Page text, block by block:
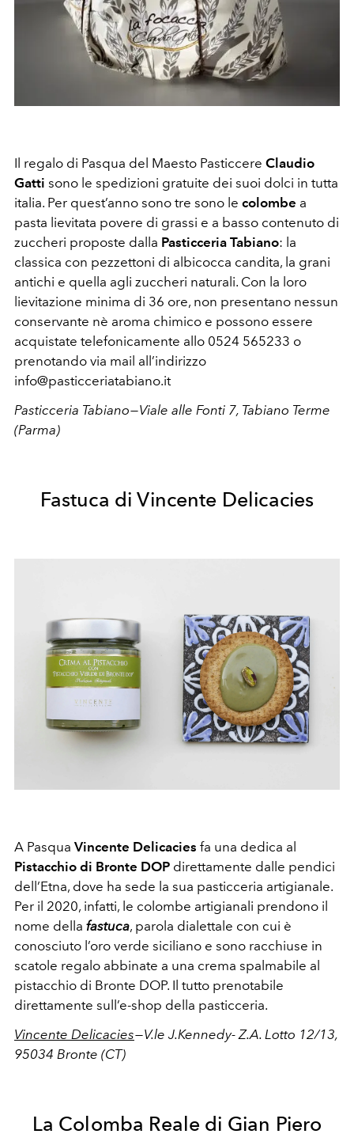
Il regalo di Pasqua del Maesto Pasticcere Claudio
Gatti sono le spedizioni gratuite dei suoi dolci in tutta
italia. Per quest’anno sono tre sono le colombe a
pasta lievitata povere di grassi e a basso contenuto di
zuccheri proposte dalla Pasticceria Tabiano: la
classica con pezzettoni di albicocca candita, la grani
antichi e quella agli zuccheri naturali. Con la loro
lievitazione minima di 36 ore, non presentano nessun
conservante nè aroma chimico e possono essere
acquistate telefonicamente allo 0524 565233 o
prenotando via mail all’indirizzo
info@pasticceriatabiano.it
Pasticceria Tabiano — Viale alle Fonti 7, Tabiano Terme
(Parma)
Fastuca di Vincente Delicacies
A Pasqua Vincente Delicacies fa una dedica al
Pistacchio di Bronte DOP direttamente dalle pendici
dell’Etna, dove ha sede la sua pasticceria artigianale.
Per il 2020, infatti, le colombe artigianali prendono il
nome della fastuca, parola dialettale con cui è
conosciuto l’oro verde siciliano e sono racchiuse in
scatole regalo abbinate a una crema spalmabile al
pistacchio di Bronte DOP. Il tutto prenotabile
direttamente sull’e-shop della pasticceria.
Vincente Delicacies— V.le J.Kennedy- Z.A. Lotto 12/13,
95034 Bronte (CT)
La Colomba Reale di Gian Piero